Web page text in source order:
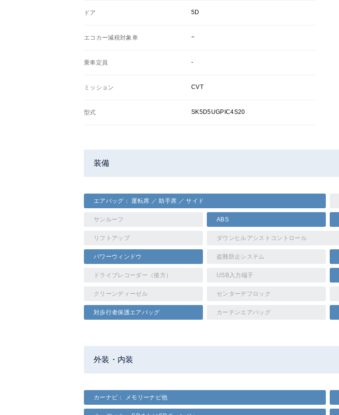
ドア 5D
エコカー減税対象車 −
乗車定員 -
ミッション CVT
型式 SK5D5UGPIC4S20
装備
エアバッグ： 運転席 ／ 助手席 ／ サイド
サンルーフ ABS
リフトアップ ダウンヒルアシストコントロール
パワーウィンドウ 盗難防止システム
ドライブレコーダー（後方） USB入力端子
クリーンディーゼル センターデフロック
対歩行者保護エアバッグ カーテンエアバッグ
外装・内装
カーナビ： メモリーナビ他